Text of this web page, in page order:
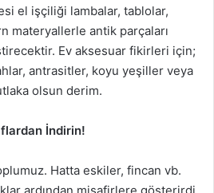
el işçiliği lambalar, tablolar,
materyallerle antik parçaları
Ev aksesuar fikirleri için;
antrasitler, koyu yeşiller veya
olsun derim.
İndirin!
Hatta eskiler, fincan vb.